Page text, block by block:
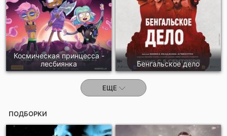
Космическая принцесса -
лесбиянка
Бенгальское дело
ЕЩЕ
ПОДБОРКИ